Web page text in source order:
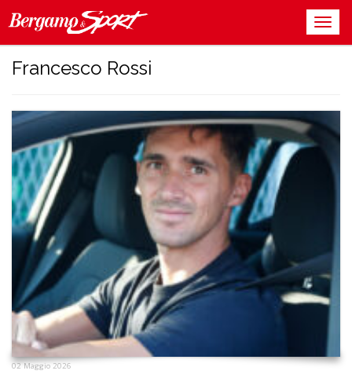
Francesco Rossi
02 Maggio 2026